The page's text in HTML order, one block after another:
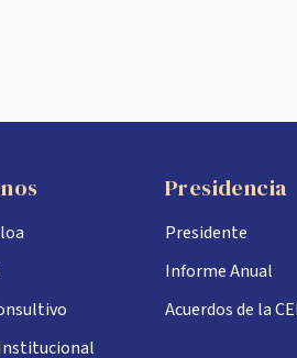
Presidencia
Presidente
Informe Anual
Acuerdos de la